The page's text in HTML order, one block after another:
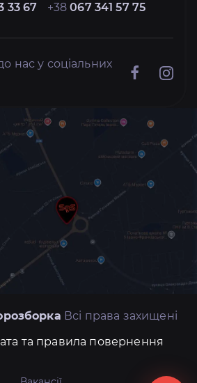
33 67 +38067 341 57 75
нас у соціальних
Всі права захищені
та правила повернення